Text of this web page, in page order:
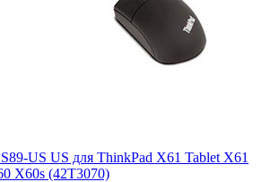
US US для ThinkPad X61 Tablet X61
X60s (42T3070)